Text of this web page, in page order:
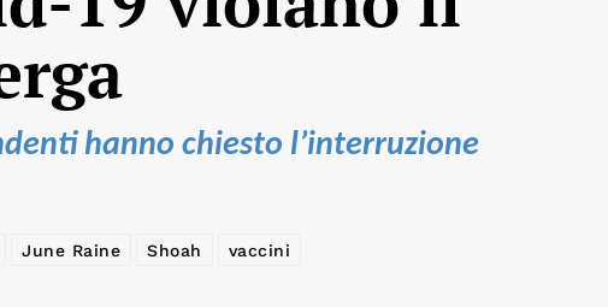
hanno chiesto l’interruzione
June Raine Shoah vaccini